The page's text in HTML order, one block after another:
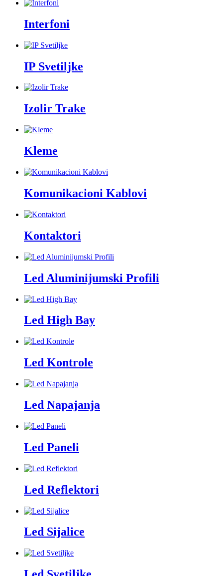
Interfoni
IP Svetiljke
Izolir Trake
Kleme
Komunikacioni Kablovi
Kontaktori
Led Aluminijumski Profili
Led High Bay
Led Kontrole
Led Napajanja
Led Paneli
Led Reflektori
Led Sijalice